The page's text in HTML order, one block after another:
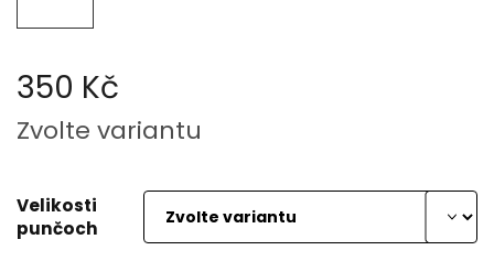
350 Kč
Měrná
cena:
Zvolte variantu
Velikosti
punčoch